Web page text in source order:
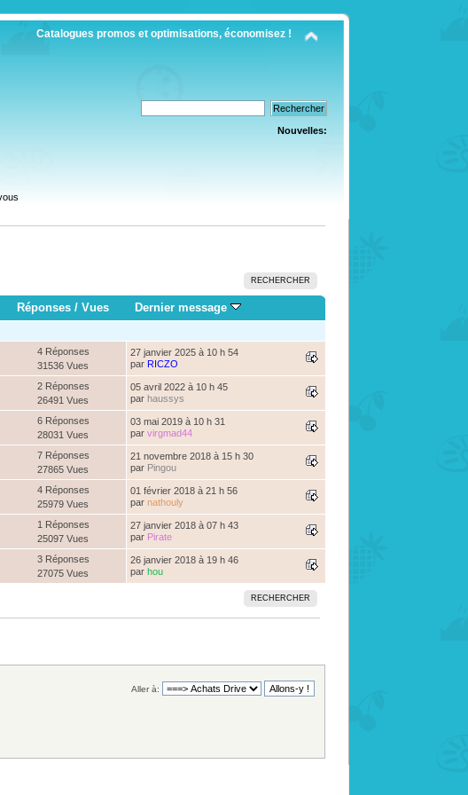
Catalogues promos et optimisations, économisez !
Nouvelles:
RECHERCHER
Réponses/ Vues Dernier message
4 Réponses
31536 Vues
27 janvier 2025 à 10 h 54
par RICZO
2 Réponses
26491 Vues
05 avril 2022 à 10 h 45
parhaussys
6 Réponses
28031 Vues
03 mai 2019 à 10 h 31
parvirgmad44
7 Réponses
27865 Vues
21 novembre 2018 à 15 h 30
par Pingou
4 Réponses
25979 Vues
01 février 2018 à 21 h 56
parnathouly
1 Réponses
25097 Vues
27 janvier 2018 à 07 h 43
par Pirate
3 Réponses
27075 Vues
26 janvier 2018 à 19 h 46
parhou
RECHERCHER
Aller à: